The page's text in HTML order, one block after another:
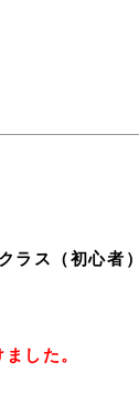
ス（初心者）
した。